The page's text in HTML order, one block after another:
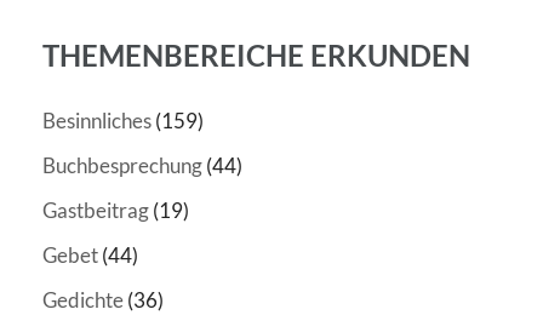
THEMENBEREICHE ERKUNDEN
Besinnliches(159)
Buchbesprechung(44)
Gastbeitrag(19)
Gebet(44)
Gedichte(36)